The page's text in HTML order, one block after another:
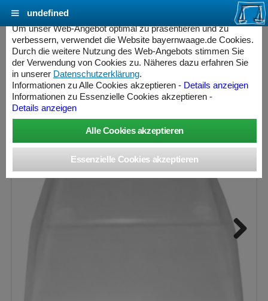
SARTORIUS Schutzhaube 6960ED01 für
Modelle mit rechteckiger Waagschale
Cookie Einstellungen - bayernwaage.de
Um unser Web-Angebot optimal zu präsentieren und zu
verbessern, verwendet die Website bayernwaage.de Cookies.
Durch die weitere Nutzung des Web-Angebots stimmen Sie
der Verwendung von Cookies zu. Näheres dazu erfahren Sie
in unserer Datenschutzerklärung.
Informationen zu Alle Cookies akzeptieren - Details anzeigen
Informationen zu Essenzielle Cookies akzeptieren -
Details anzeigen
undefined